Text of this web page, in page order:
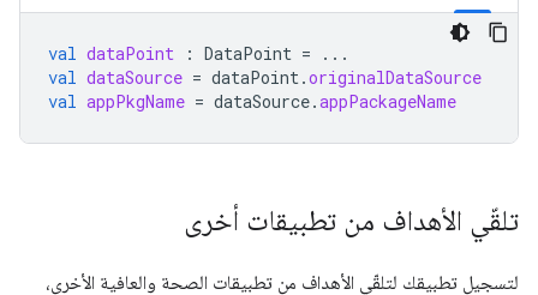
val dataPoint : DataPoint =
...
val dataSource = dataPoint.originalDataSource
val appPkgName = dataSource.appPackageName
تلقّي الأهداف من تطبيقات أخرى
لتسجيل تطبيقك لتلقّي الأهداف من تطبيقات الصحة والعافية الأخرى،